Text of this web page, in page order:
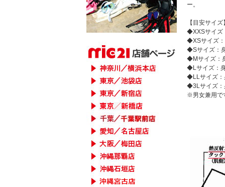
ー。
【目安サイズ
◆XXSサイズ
◆XSサイズ
◆Sサイズ：
◆Mサイズ：
◆Lサイズ：
◆LLサイズ：
◆3Lサイズ：
※男女兼用で